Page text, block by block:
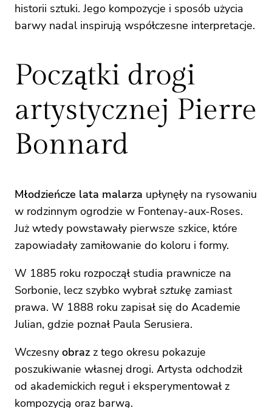
historii sztuki. Jego kompozycje i sposób użycia
barwy nadal inspirują współczesne interpretacje.
Początki drogi
artystycznej Pierre
Bonnard
Młodzieńcze lata malarza upłynęły na rysowaniu
w rodzinnym ogrodzie w Fontenay-aux-Roses.
Już wtedy powstawały pierwsze szkice, które
zapowiadały zamiłowanie do koloru i formy.
W 1885 roku rozpoczął studia prawnicze na
Sorbonie, lecz szybko wybrałsztukę zamiast
prawa. W 1888 roku zapisał się do Academie
Julian, gdzie poznał Paula Serusiera.
Wczesny obraz z tego okresu pokazuje
poszukiwanie własnej drogi. Artysta odchodził
od akademickich reguł i eksperymentował z
kompozycją oraz barwą.